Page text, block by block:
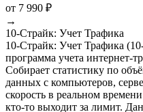
от 7 990 ₽
→
10-Страйк: Учет Трафика
10-Страйк: Учет Трафика
программа учета интернет-
Собирает статистику по
данных с компьютеров,
скорость в реальном
кто-то выходит за лимит.